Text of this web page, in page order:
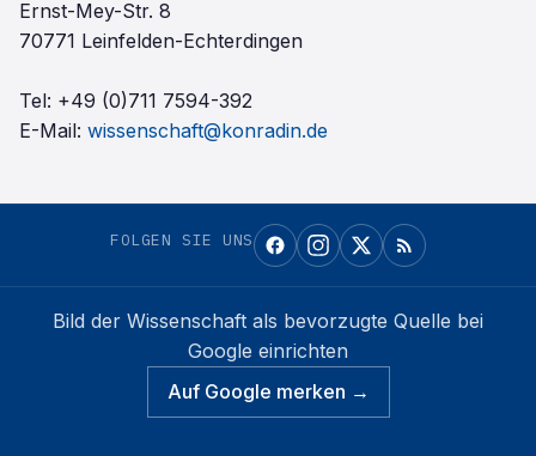
Ernst-Mey-Str. 8
70771 Leinfelden-Echterdingen
Tel: +49 (0)711 7594-392
E-Mail: wissenschaft@konradin.de
FOLGEN SIE UNS
Bild der Wissenschaft als bevorzugte Quelle bei
Google einrichten
Auf Google merken →